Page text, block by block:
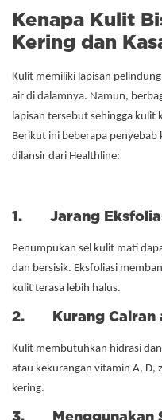
Kenapa Kulit
Kering dan
Kulit memiliki lapisan
air di dalamnya. Namun,
lapisan tersebut sehingga kulit
Berikut ini beberapa
dilansir dari Healthline:
1. Jarang
Penumpukan sel kulit mati
dan bersisik. Eksfoliasi
kulit terasa lebih halus.
2. Kurang Cairan
Kulit membutuhkan hidrasi
atau kekurangan vitamin A, D,
kering.